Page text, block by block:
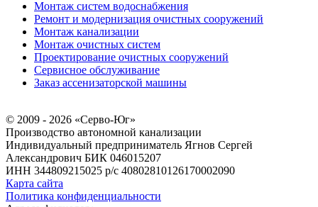
Монтаж систем водоснабжения
Ремонт и модернизация очистных сооружений
Монтаж канализации
Монтаж очистных систем
Проектирование очистных сооружений
Сервисное обслуживание
Заказ ассенизаторской машины
© 2009 - 2026 «Серво-Юг»
Производство автономной канализации
Индивидуальный предприниматель Ягнов Сергей
Александрович БИК 046015207
ИНН 344809215025 р/с 40802810126170002090
Карта сайта
Политика конфиденциальности